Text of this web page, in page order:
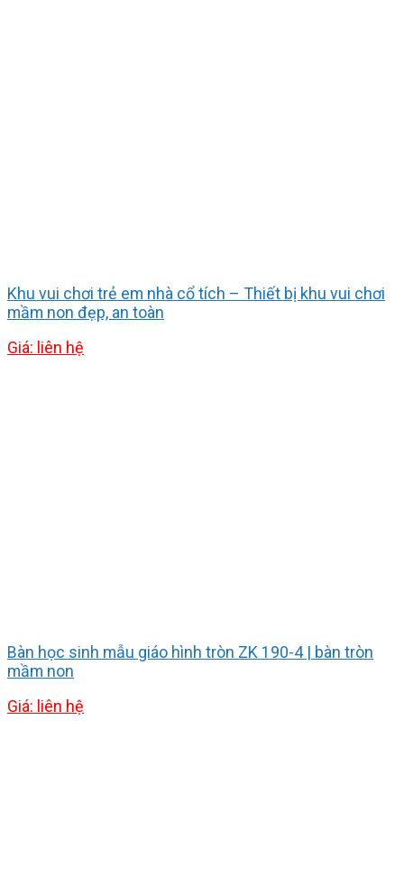
Khu vui chơi trẻ em nhà cổ tích – Thiết bị khu vui chơi
mầm non đẹp, an toàn
Giá: liên hệ
Bàn học sinh mẫu giáo hình tròn ZK 190-4 | bàn tròn
mầm non
Giá: liên hệ